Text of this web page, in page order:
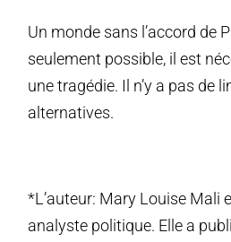
Un monde sans l’accord de
seulement possible, il est
une tragédie. Il n’y a pas de
alternatives.
*L’auteur: Mary Louise Mali
analyste politique. Elle a